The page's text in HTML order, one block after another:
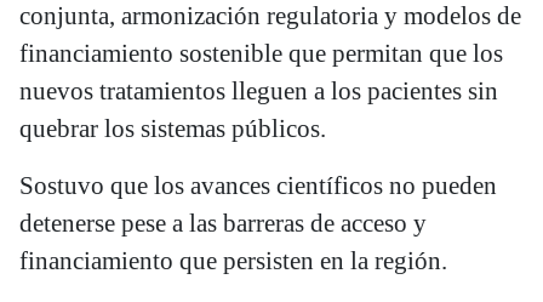
conjunta, armonización regulatoria y modelos de
financiamiento sostenible que permitan que los
nuevos tratamientos lleguen a los pacientes sin
quebrar los sistemas públicos.
Sostuvo que los avances científicos no pueden
detenerse pese a las barreras de acceso y
financiamiento que persisten en la región.